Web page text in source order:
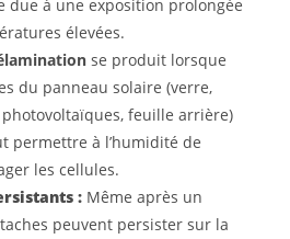
due à une exposition prolongée
élevées.
se produit lorsque
du panneau solaire (verre,
feuille arrière)
permettre à l’humidité de
les cellules.
: Même après un
peuvent persister sur la